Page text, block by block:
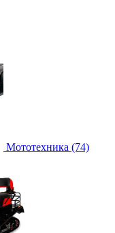
Мототехника (74)